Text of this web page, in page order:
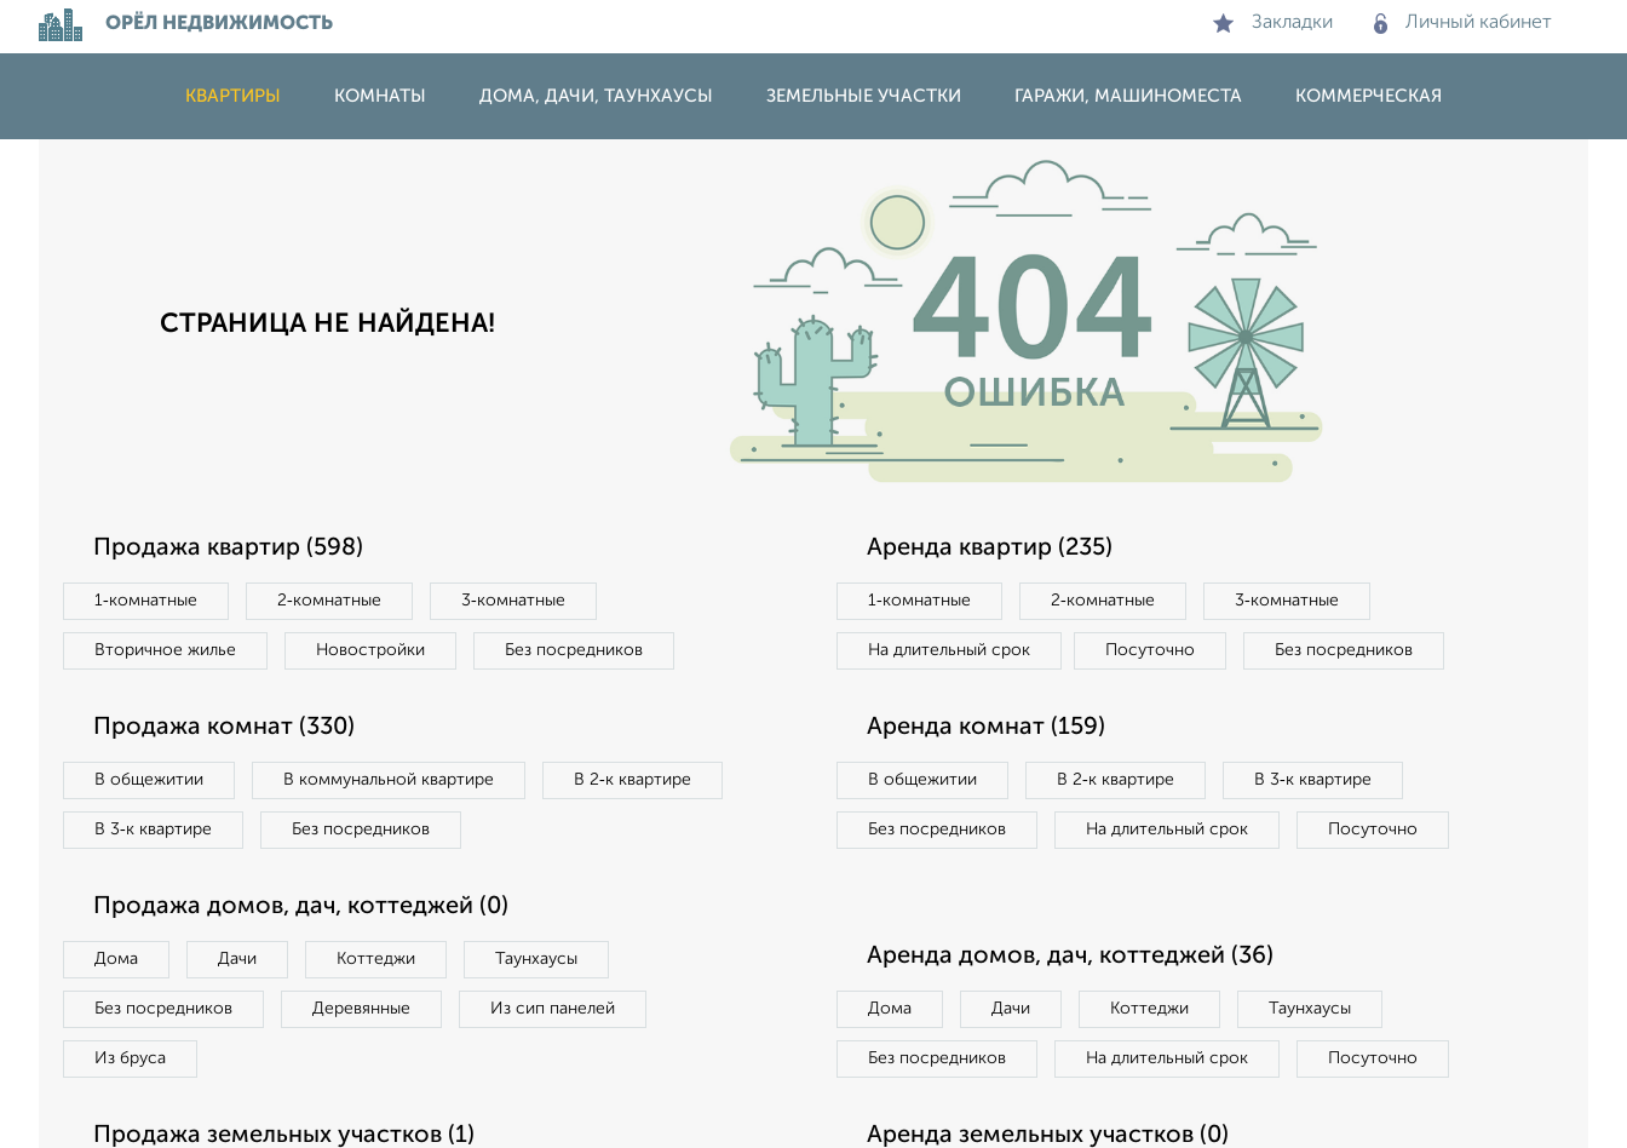
ОРЁЛ НЕДВИЖИМОСТЬ Закладки Личный кабинет
КВАРТИРЫ КОМНАТЫ ДОМА, ДАЧИ, ТАУНХАУСЫ ЗЕМЕЛЬНЫЕ УЧАСТКИ ГАРАЖИ, МАШИНОМЕСТА КОММЕРЧЕСКАЯ
СТРАНИЦА НЕ НАЙДЕНА!
Продажа квартир (598)
1‑комнатные 2‑комнатные 3‑комнатные
Вторичное жилье Новостройки Без посредников
Аренда квартир (235)
1‑комнатные 2‑комнатные 3‑комнатные
На длительный срок Посуточно Без посредников
Продажа комнат (330)
В общежитии В коммунальной квартире В 2‑к квартире
В 3‑к квартире Без посредников
Аренда комнат (159)
В общежитии В 2‑к квартире В 3‑к квартире
Без посредников На длительный срок Посуточно
Продажа домов, дач, коттеджей (0)
Дома Дачи Коттеджи Таунхаусы
Без посредников Деревянные Из сип панелей
Из бруса
Аренда домов, дач, коттеджей (36)
Дома Дачи Коттеджи Таунхаусы
Без посредников На длительный срок Посуточно
Продажа земельных участков (1) Аренда земельных участков (0)